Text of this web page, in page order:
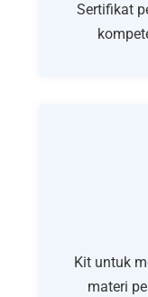
Sertifikat
Kit untuk
materi